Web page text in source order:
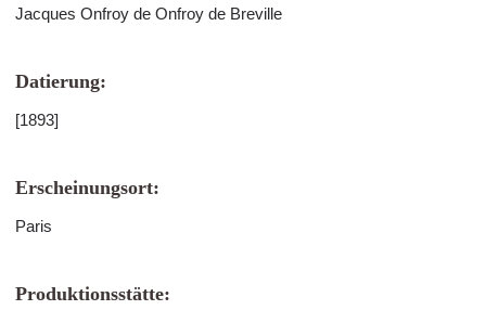
Jacques Onfroy de Onfroy de Breville
Datierung:
[1893]
Erscheinungsort:
Paris
Produktionsstätte: